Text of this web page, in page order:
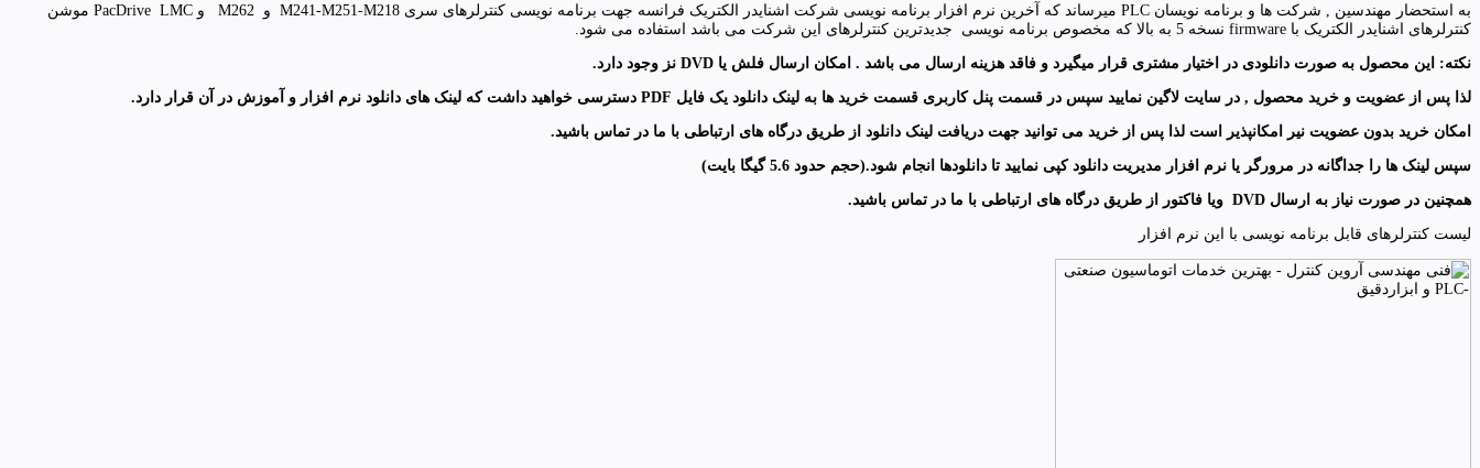
به استحضار مهندسین , شرکت ها و برنامه نویسان PLC میرساند که آخرین نرم افزار برنامه نویسی شرکت اشنایدر الکتریک فرانسه جهت برنامه نویسی کنترلرهای سری M241-M251-M218 و M262 و PacDrive LMC موشن
کنترلرهای اشنایدر الکتریک با firmware نسخه 5 به بالا که مخصوص برنامه نویسی جدیدترین کنترلرهای این شرکت می باشد استفاده می شود.
نکته: این محصول به صورت دانلودی در اختیار مشتری قرار میگیرد و فاقد هزینه ارسال می باشد . امکان ارسال فلش یا DVD نز وجود دارد.
لذا پس از عضویت و خرید محصول , در سایت لاگین نمایید سپس در قسمت پنل کاربری قسمت خرید ها به لینک دانلود یک فایل دسترسی خواهید داشت که لینک های دانلود نرم افزار و آموزش در آن قرار دارد.
امکان خرید بدون عضویت نیر امکانپذیر است لذا پس از خرید می توانید جهت دریافت لینک دانلود از طریق درگاه های ارتباطی با ما در تماس باشید.
سپس لینک ها را جداگانه در مرورگر یا نرم افزار مدیریت دانلود کپی نمایید تا دانلودها انجام شود.(حجم حدود 5.6 گیگا بایت )
همچنین در صورت نیاز به ارسال DVD ویا فاکتور از طریق درگاه های ارتباطی با ما در تماس باشید.
لیست کنترلرهای قابل برنامه نویسی با این نرم افزار